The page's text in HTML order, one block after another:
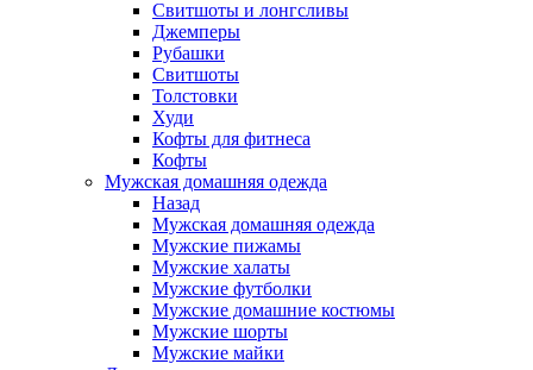
Свитшоты и лонгсливы
Джемперы
Рубашки
Свитшоты
Толстовки
Худи
Кофты для фитнеса
Кофты
Мужская домашняя одежда
Назад
Мужская домашняя одежда
Мужские пижамы
Мужские халаты
Мужские футболки
Мужские домашние костюмы
Мужские шорты
Мужские майки